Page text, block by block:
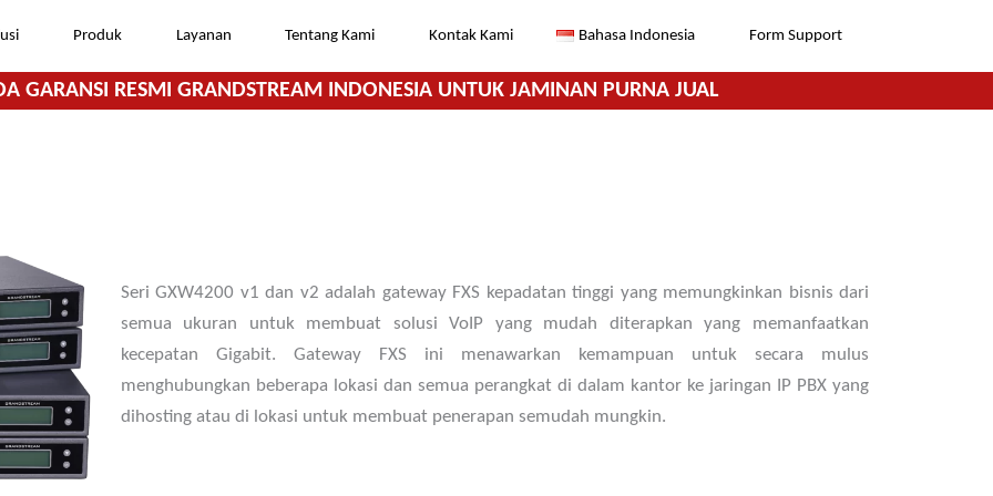
Produk Layanan Tentang Kami Kontak Kami Bahasa Indonesia Form Support
GARANSI RESMI GRANDSTREAM INDONESIA UNTUK JAMINAN PURNA JUAL
Seri GXW4200 v1 dan v2 adalah gateway FXS kepadatan tinggi yang memungkinkan bisnis dari
semua ukuran untuk membuat solusi VoIP yang mudah diterapkan yang memanfaatkan
kecepatan Gigabit. Gateway FXS ini menawarkan kemampuan untuk secara mulus
menghubungkan beberapa lokasi dan semua perangkat di dalam kantor ke jaringan IP PBX yang
dihosting atau di lokasi untuk membuat penerapan semudah mungkin.